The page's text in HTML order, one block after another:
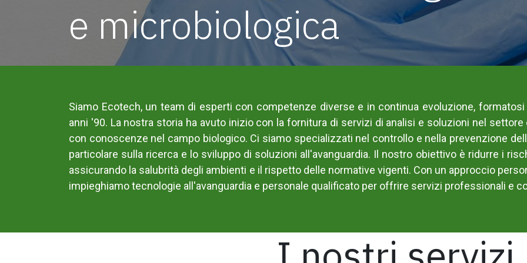
e microbiologica
Siamo Ecotech, un team di esperti con competenze diverse e in continua evoluzione,
anni '90. La nostra storia ha avuto inizio con la fornitura di servizi di analisi e soluzioni nel
con conoscenze nel campo biologico. Ci siamo specializzati nel controllo e nella prevenzione
particolare sulla ricerca e lo sviluppo di soluzioni all'avanguardia. Il nostro obiettivo è ridurre i
assicurando la salubrità degli ambienti e il rispetto delle normative vigenti. Con un approccio
impieghiamo tecnologie all'avanguardia e personale qualificato per offrire servizi professionali e